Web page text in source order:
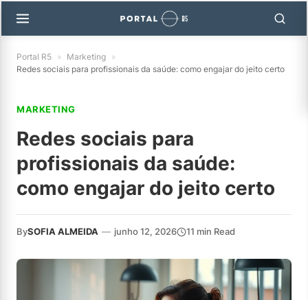
Portal R5 » Marketing »
Redes sociais para profissionais da saúde: como engajar do jeito certo
MARKETING
Redes sociais para
profissionais da saúde:
como engajar do jeito certo
BySOFIA ALMEIDA — junho 12, 2026 11 min Read